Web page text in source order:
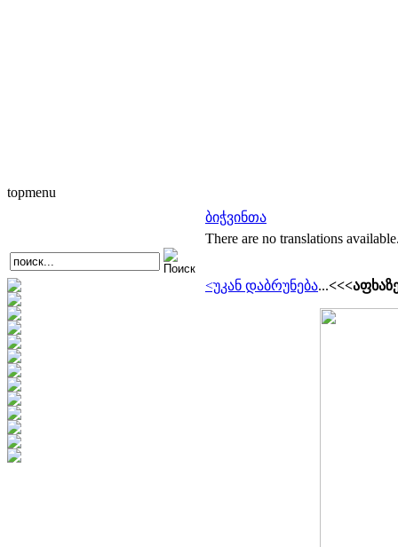
topmenu
ბიჭვინთა
There are no translations
<უკან დაბრუნება...